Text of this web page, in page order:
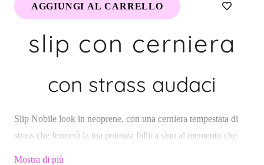
Cerniera
quantità
AGGIUNGI AL CARRELLO
slip con cerniera
con strass audaci
Slip Nobile look in neoprene, con una cerniera tempestata di
strass che fermerà la tua potenza fallica sino al memento che
Mostra di più